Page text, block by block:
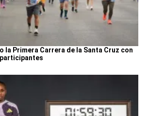
la Primera Carrera de la Santa Cruz con